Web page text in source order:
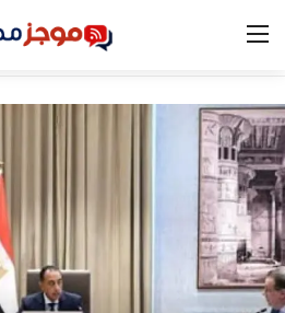
الرئيسية
مصر
الخليج
العالم